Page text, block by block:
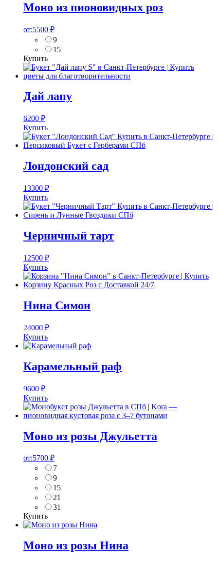
Моно из пионовидных роз
от:5500 ₽
9
15
Купить
Дай лапу
6200 ₽
Купить
Лондонский сад
13300 ₽
Купить
Черничный тарт
12500 ₽
Купить
Нина Симон
24000 ₽
Купить
Карамельный раф
9600 ₽
Купить
Моно из розы Джульетта
от:5700 ₽
7
9
15
21
31
Купить
Моно из розы Нина